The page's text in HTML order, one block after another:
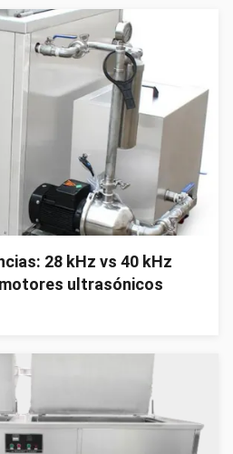
28 kHz vs 40 kHz
ultrasónicos